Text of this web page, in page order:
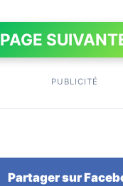
PAGE
PUBLICITÉ
Partager sur